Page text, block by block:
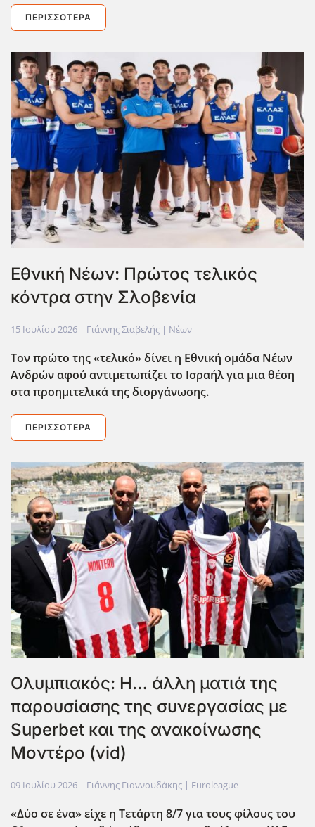
ΠΕΡΙΣΣΌΤΕΡΑ
Eθνική Νέων: Πρώτος τελικός
κόντρα στην Σλοβενία
15 Ιουλίου 2026 | Γιάννης Σιαβελής | Νέων
Τον πρώτο της «τελικό» δίνει η Εθνική ομάδα Νέων
Ανδρών αφού αντιμετωπίζει το Ισραήλ για μια θέση
στα προημιτελικά της διοργάνωσης.
ΠΕΡΙΣΣΌΤΕΡΑ
Ολυμπιακός: Η… άλλη ματιά της
παρουσίασης της συνεργασίας με
Superbet και της ανακοίνωσης
Μοντέρο (vid)
09 Ιουλίου 2026 | Γιάννης Γιαννουδάκης | Euroleague
«Δύο σε ένα» είχε η Τετάρτη 8/7 για τους φίλους του